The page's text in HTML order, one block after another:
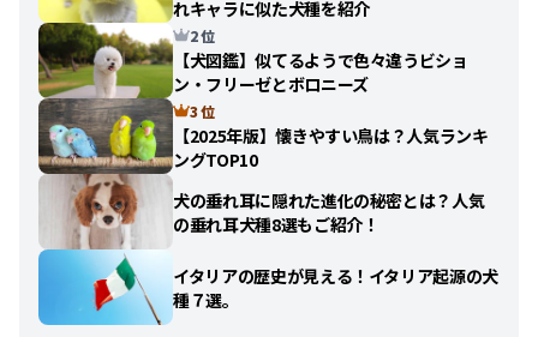
れキャラに似た犬種を紹介
2 位
【犬図鑑】似てるようで色々違うビショ
ン・フリーゼとボロニーズ
3 位
【2025年版】懐きやすい鳥は？人気ランキ
ングTOP10
犬の垂れ耳に隠れた進化の秘密とは？人気
の垂れ耳犬種8選もご紹介！
イタリアの歴史が見える！イタリア起源の犬
種７選。